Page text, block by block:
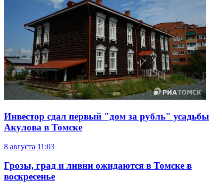
Инвестор сдал первый "дом за рубль" усадьбы
Акулова в Томске
8 августа 11:03
Грозы, град и ливни ожидаются в Томске в
воскресенье